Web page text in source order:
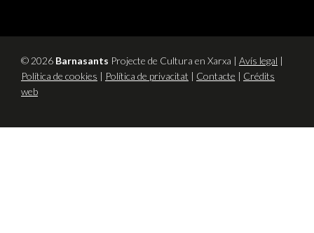
© 2026 Barnasants Projecte de Cultura en Xarxa | Avís legal |
Política de cookies | Política de privacitat | Contacte | Crédits
web